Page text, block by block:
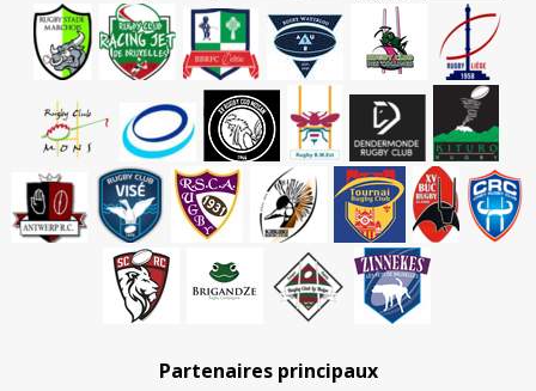
Partenaires principaux